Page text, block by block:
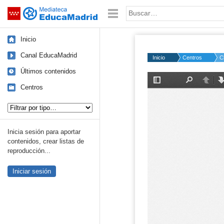
Saltar navegación Palabra o frase:
Inicio
Canal EducaMadrid
Últimos contenidos
Centros
Inicia sesión para aportar
contenidos, crear listas de
reproducción...
Iniciar sesión
Inicio Centros